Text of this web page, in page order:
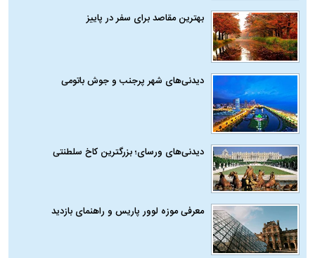
بهترین مقاصد برای سفر در پاییز
دیدنی‌های شهر پرجنب و جوش باتومی
دیدنی‌های ورسای؛ بزرگترین کاخ سلطنتی
معرفی موزه لوور پاریس و راهنمای بازدید